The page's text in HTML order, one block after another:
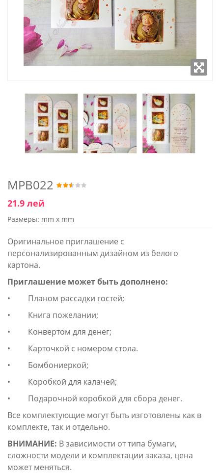
MPB022
21.9 лей
Размеры: mm x mm
Оригинальное приглашение с
персонализированным дизайном из белого
картона.
Приглашение может быть дополнено:
• Планом рассадки гостей;
• Книга пожелании;
• Конвертом для денег;
• Карточкой с номером стола.
• Бомбониеркой;
• Коробкой для калачей;
• Подарочной коробкой для сбора денег.
Все комплектующие могут быть изготовлены как в
комплекте, так и отдельно.
ВНИМАНИЕ: В зависимости от типа бумаги,
сложности модели и комплектации заказа, цена
может меняться.